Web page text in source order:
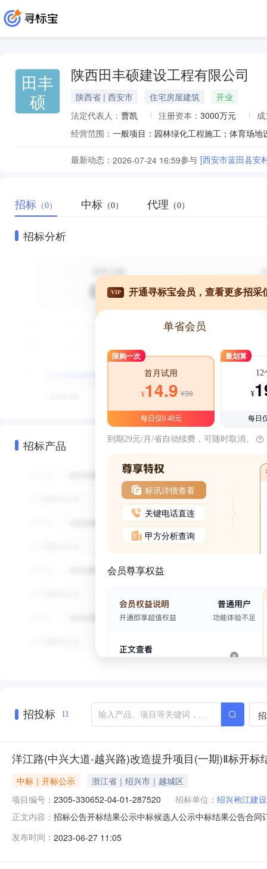
田丰
硕
陕西田丰硕建设工程有限公司
陕西省 | 西安市 住宅房屋建筑
开业
法定代表人： 曹凯 注册资本： 3000万元
经营范围：
最新动态： 2026-07-24 16:59参与 [西安市蓝田县安
招标 （0） 中标 （0） 代理 （0）
招标分析
招标产品
VIP 开通寻标宝会员，查看更多招采
单省会员
限购一次
首月试用
¥14.9 ¥39
每日仅0.48元
最划算
12
¥
每日
到期29元/月/省自动续费，可随时取消。
标讯详情查看
关键电话直连
甲方分析查询
会员尊享权益
招投标 11
洋江路(中兴大道-越兴路)改造提升项目(一期)Ⅱ标开标
中标｜开标公示
浙江省｜绍兴市｜越城区
项目编号： 2305-330652-04-01-287520 招标单位： 绍兴袍江建
正文内容： 招标公告开标结果公示中标候选人公示中标结果公告合
目（一期）Ⅱ标项目代码:2305-330652-04-01-287520招
发布时间： 2023-06-27 11:05